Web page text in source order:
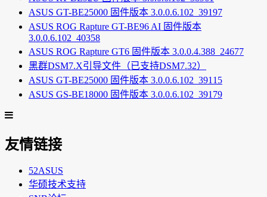
ASUS GT-BE25000 固件版本 3.0.0.6.102_39197
ASUS ROG Rapture GT-BE96 AI 固件版本
3.0.0.6.102_40358
ASUS ROG Rapture GT6 固件版本 3.0.0.4.388_24677
黑群DSM7.X引导文件（已支持DSM7.32）
ASUS GT-BE25000 固件版本 3.0.0.6.102_39115
ASUS GS-BE18000 固件版本 3.0.0.6.102_39179
友情链接
52ASUS
华硕技术支持